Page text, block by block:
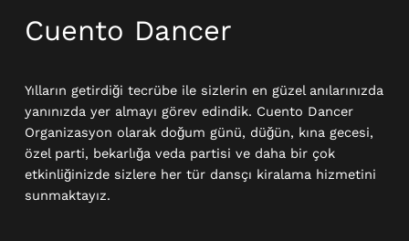
Cuento Dancer
Yılların getirdiği tecrübe ile sizlerin en güzel anılarınızda
yanınızda yer almayı görev edindik. Cuento Dancer
Organizasyon olarak doğum günü, düğün, kına gecesi,
özel parti, bekarlığa veda partisi ve daha bir çok
etkinliğinizde sizlere her tür dansçı kiralama hizmetini
sunmaktayız.